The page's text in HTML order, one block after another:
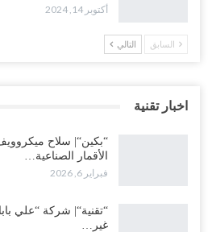
أكتوبر 14, 2024
السابق التالي
اخبار تقنية
“بكين“| سلاح
الأقمار الصناعية…
فبراير 6, 2026
“تقنية“| شركة “علي
غير…